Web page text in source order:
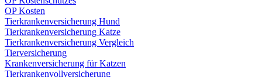
OP Kosten
Tierkrankenversicherung Hund
Tierkrankenversicherung Katze
Tierkrankenversicherung Vergleich
Tierversicherung
Krankenversicherung für Katzen
Tierkrankenvollversicherung